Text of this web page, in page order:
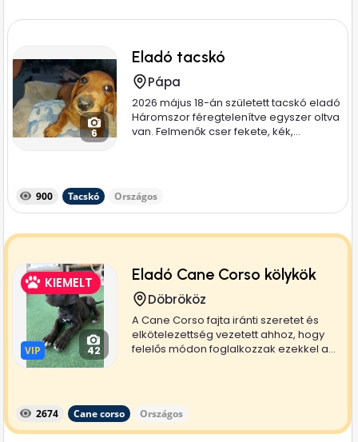
6
Eladó tacskó
Pápa
2026 május 18-án született tacskó eladó
Háromszor féregtelenítve egyszer oltva
van. Felmenők cser fekete, kék,...
900 Tacskó Országos
KIEMELT
VIP
VIP 42
Eladó Cane Corso kölykök
Döbrököz
A Cane Corso fajta iránti szeretet és
elkötelezettség vezetett ahhoz, hogy
felelős módon foglalkozzak ezekkel a...
2674 Cane corso Országos